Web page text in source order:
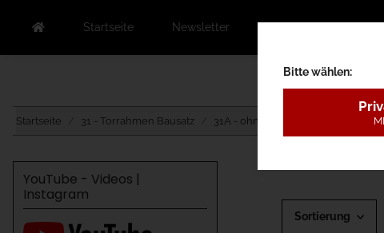
Startseite Newsletter
Startseite 31 - Torrahmen Bausatz 31A - ohne Torbelag 31AA -
Sortierung
YouTube - Videos |
Instagram
Bitte wählen: